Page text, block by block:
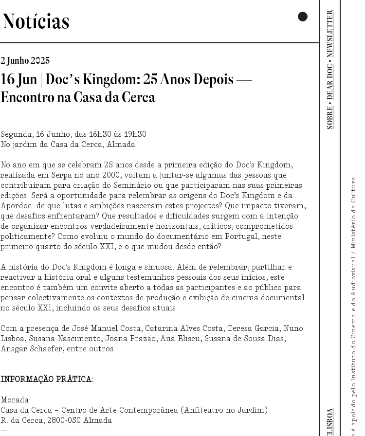
Notícias
2 Junho 2025
16 Jun | Doc’s Kingdom: 25 Anos Depois —
Encontro na Casa da Cerca
Segunda, 16 Junho, das 16h30 às 19h30
No jardim da Casa da Cerca, Almada
No ano em que se celebram 25 anos desde a primeira edição do Doc’s Kingdom,
realizada em Serpa no ano 2000, voltam a juntar-se algumas das pessoas que
contribuíram para criação do Seminário ou que participaram nas suas primeiras
edições. Será a oportunidade para relembrar as origens do Doc’s Kingdom e da
Apordoc: de que lutas e ambições nasceram estes projectos? Que impacto tiveram,
que desafios enfrentaram? Que resultados e dificuldades surgem com a intenção
de organizar encontros verdadeiramente horizontais, críticos, comprometidos
politicamente? Como evoluiu o mundo do documentário em Portugal, neste
primeiro quarto do século XXI, e o que mudou desde então?
A história do Doc’s Kingdom é longa e sinuosa. Além de relembrar, partilhar e
reactivar a história oral e alguns testemunhos pessoais dos seus inícios, este
encontro é também um convite aberto a todas as participantes e ao público para
pensar colectivamente os contextos de produção e exibição de cinema documental
no século XXI, incluindo os seus desafios atuais.
Com a presença de José Manuel Costa, Catarina Alves Costa,Teresa Garcia, Nuno
Lisboa, Susana Nascimento, Joana Frazão, Ana Eliseu, Susana de Sousa Dias,
Ansgar Schaefer, entre outros.
INFORMAÇÃO PRÁTICA:
Morada:
Casa da Cerca – Centro de Arte Contemporânea (Anfiteatro no Jardim)
R. da Cerca, 2800-050 Almada
—
SOBRE
•
DEAR DOC
•
NEWSLETTER
O Doc's Kingdom é apoiado pelo Instituto do Cinema e do Audiovisual / Ministério da Cultura